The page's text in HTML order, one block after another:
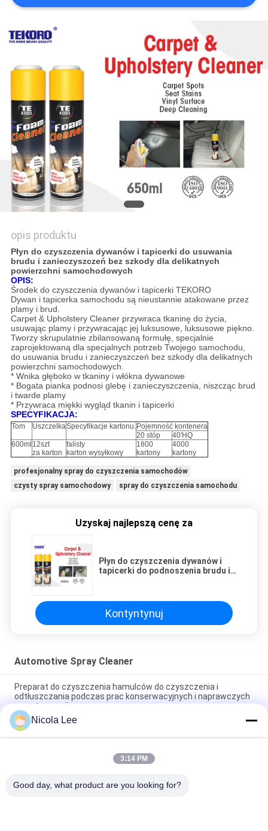
O
WYCENĘ
SITEMAP
POLITYKA
PRYWATNOŚCI
opis produktu
Płyn do czyszczenia dywanów i tapicerki do usuwania
brudu i zanieczyszczeń bez szkody dla delikatnych
powierzchni samochodowych
OPIS:
Środek do czyszczenia dywanów i tapicerki TEKORO
Dywan i tapicerka samochodu są nieustannie atakowane przez
plamy i brud.
Carpet & Upholstery Cleaner przywraca tkaninę do życia,
usuwając plamy i przywracając jej luksusowe, luksusowe piękno.
Tworzy skrupulatnie zbilansowaną formułę, specjalnie
zaprojektowaną dla specjalnych potrzeb Twojego samochodu,
do usuwania brudu i zanieczyszczeń bez szkody dla delikatnych
powierzchni samochodowych.
* Wnika głęboko w tkaniny i włókna dywanowe
* Bogata pianka podnosi glebę i zanieczyszczenia, niszcząc brud
i twarde plamy
* Przywraca miękki wygląd tkanin i tapicerki
SPECYFIKACJA:
Tom UszczelkaSpecyfikacje kartonu. Pojemność kontenera
20 stóp
40'HQ
600ml 12szt
za karton
falisty
karton wysyłkowy
1800
kartony
4000
kartony
profesjonalny spray do czyszczenia samochodów
czysty spray samochodowy
spray do czyszczenia samochodu
Uzyskaj najlepszą cenę za
Płyn do czyszczenia dywanów i
tapicerki do podnoszenia brudu i
Kontyntynuj
Automotive Spray Cleaner
Preparat do czyszczenia hamulców do czyszczenia i
odtłuszczania podczas prac konserwacyjnych i naprawczych
w motoryzacji
Skuteczny samochodowy gaźnik i dławik do wszystkich
komponentów układu paliwowego
Heavy Duty Aerosol Degreaser, Automotive Spray Cleaner do
Nicola Lee
3:14 PM
Good day, what product are you looking for?